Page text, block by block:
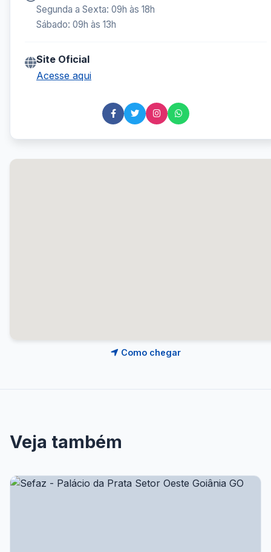
Segunda a Sexta: 09h às 18h
Sábado: 09h às 13h
Site Oficial
Acesse aqui
Como chegar
Veja também